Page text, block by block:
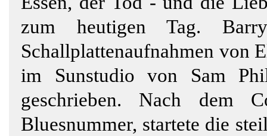
zum heutigen Tag.
Schallplattenaufnahmen von
im Sunstudio von Sam
geschrieben. Nach dem
Bluesnummer, startete die